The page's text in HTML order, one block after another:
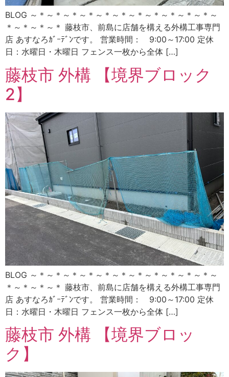
BLOG ～＊～＊～＊～＊～＊～＊～＊～＊～＊～＊～＊～
＊～＊～＊～＊ 藤枝市、前島に店舗を構える外構工事専門
店 あすなろｶﾞｰﾃﾞﾝです。 営業時間： 9:00～17:00 定休
日：水曜日・木曜日 フェンス一枚から全体 […]
藤枝市 外構 【境界ブロック
2】
BLOG ～＊～＊～＊～＊～＊～＊～＊～＊～＊～＊～＊～
＊～＊～＊～＊ 藤枝市、前島に店舗を構える外構工事専門
店 あすなろｶﾞｰﾃﾞﾝです。 営業時間： 9:00～17:00 定休
日：水曜日・木曜日 フェンス一枚から全体 […]
藤枝市 外構 【境界ブロッ
ク】